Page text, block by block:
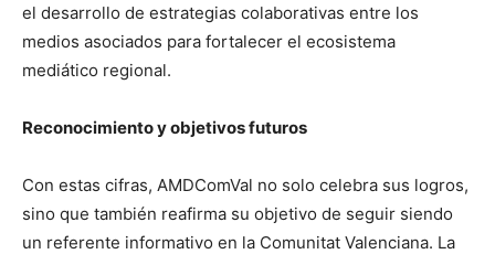
el desarrollo de estrategias colaborativas entre los
medios asociados para fortalecer el ecosistema
mediático regional.
Reconocimiento y objetivos futuros
Con estas cifras, AMDComVal no solo celebra sus logros,
sino que también reafirma su objetivo de seguir siendo
un referente informativo en la Comunitat Valenciana. La